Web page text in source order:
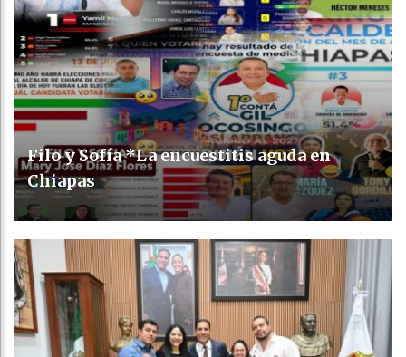
Filo y Sofía *La encuestitis aguda en
Chiapas